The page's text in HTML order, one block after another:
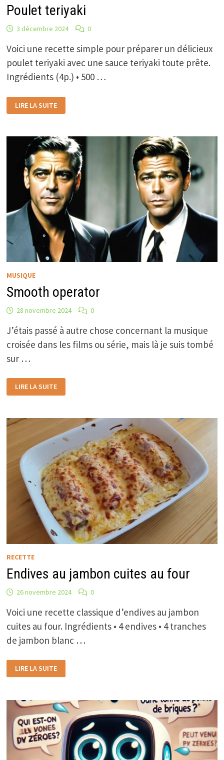
Poulet teriyaki
3 décembre 2024 0
Voici une recette simple pour préparer un délicieux
poulet teriyaki avec une sauce teriyaki toute prête.
Ingrédients (4p.) • 500 …
TERIYAKI
LIRE LA SUITE
MUSIQUE
Smooth operator
28 novembre 2024 0
J’étais passé à autre chose concernant la musique
croisée dans les films ou série, mais là je suis tombé
sur …
OPERATOR
LIRE LA SUITE
RECETTE
Endives au jambon cuites au four
26 novembre 2024 0
Voici une recette classique d’endives au jambon
cuites au four. Ingrédients • 4 endives • 4 tranches
de jambon blanc …
AU
JAMBON
FOUR
LIRE LA SUITE